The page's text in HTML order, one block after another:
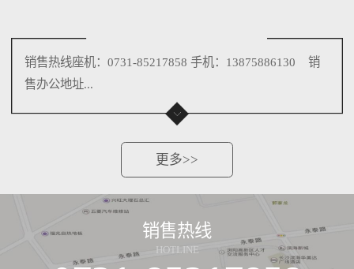
销售热线座机：0731-85217858 手机：13875886130 销
售办公地址...
更多>>
销售热线
HOTLINE